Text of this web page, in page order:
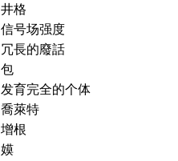
井格
信号场强度
冗長的廢話
包
发育完全的个体
喬萊特
增根
嫫